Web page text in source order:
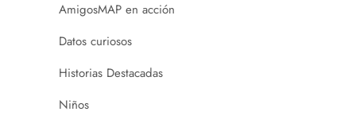
AmigosMAP en acción
Datos curiosos
Historias Destacadas
Niños